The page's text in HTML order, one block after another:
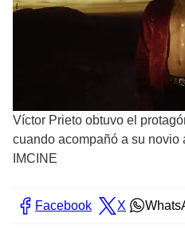
Víctor Prieto obtuvo el
cuando acompañó a su novio
IMCINE
Facebook X